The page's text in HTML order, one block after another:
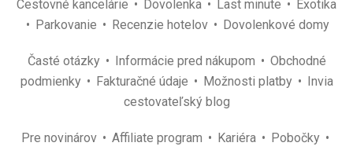
Cestovné kancelárie Dovolenka Last minute
Exotika
Parkovanie
Recenzie hotelov Dovolenkové domy
Časté otázky Informácie pred nákupom
Obchodné
podmienky
Fakturačné údaje Možnosti platby
Invia
cestovateľský blog
Pre novinárov Affiliate program Kariéra
Pobočky